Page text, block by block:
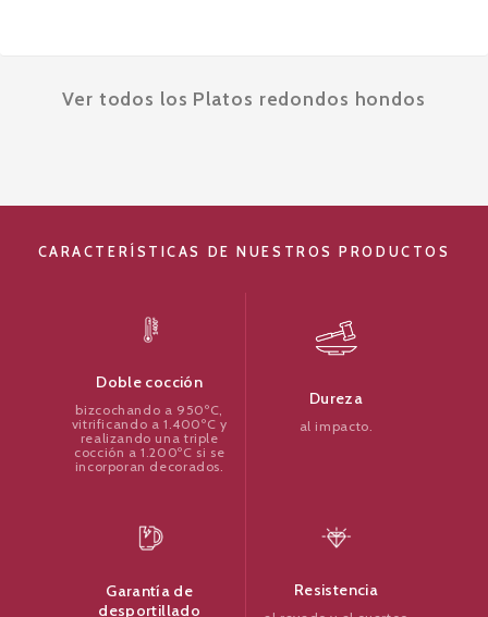
Ver todos los Platos redondos hondos
CARACTERÍSTICAS DE NUESTROS PRODUCTOS
Doble cocción
bizcochando a 950ºC,
vitrificando a 1.400ºC y
realizando una triple
cocción a 1.200ºC si se
incorporan decorados.
Dureza
al impacto.
Garantía de
desportillado
Resistencia